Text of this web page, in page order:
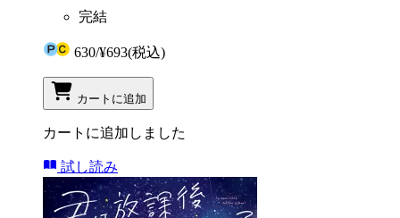
完結
630/¥693(税込)
カートに追加
カートに追加しました
試し読み